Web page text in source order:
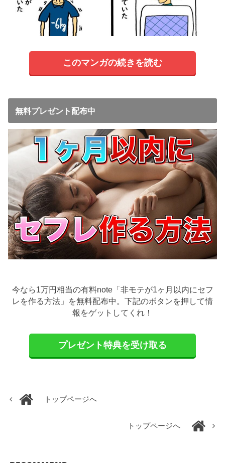
このマンガの続きを読む
無料プレゼント配布中
今なら1万円相当の有料note「非モテが1ヶ月以内にセフ
レを作る方法」を無料配布中。下記のボタンを押して情
報をゲットしてくれ！
プレゼント特典を受け取る
トップページへ
トップページへ